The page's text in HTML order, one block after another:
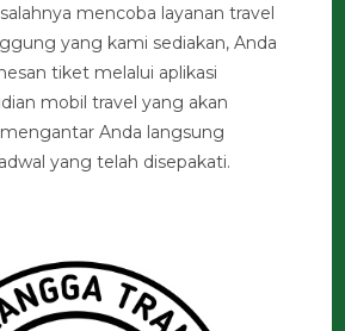
mencoba layanan travel
yang kami sediakan, Anda
tiket melalui aplikasi
mobil travel yang akan
Anda langsung
yang telah disepakati.